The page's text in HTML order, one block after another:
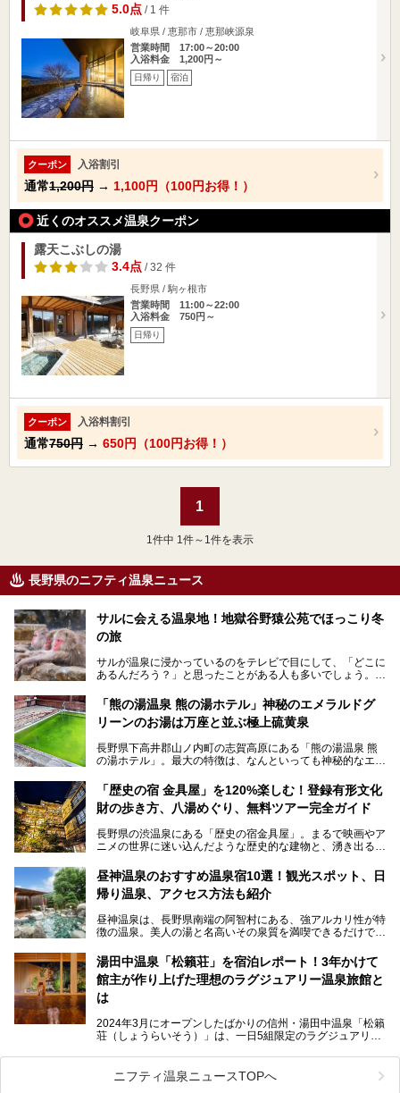
5.0点/ 1 件
岐阜県 / 恵那市 / 恵那峡源泉
営業時間 17:00～20:00
入浴料金 1,200円～
日帰り 宿泊
クーポン 入浴割引
通常1,200円 → 1,100円（100円お得！）
近くのオススメ温泉クーポン
露天こぶしの湯
3.4点/ 32 件
長野県 / 駒ヶ根市
営業時間 11:00～22:00
入浴料金 750円～
日帰り
クーポン 入浴料割引
通常750円 → 650円（100円お得！）
1
1 件中 1件～1件を表示
長野県のニフティ温泉ニュース
サルに会える温泉地！地獄谷野猿公苑でほっこり冬
の旅
サルが温泉に浸かっているのをテレビで目にして、「どこに
あるんだろう？」と思ったことがある人も多いでしょう。
この微笑ましい光景は、長野県にある「地獄谷野猿公苑」で
見られるもので、野生のサルが雪景色の中で温泉に浸かる姿
を間近で観察できます。
本記事では、地獄谷野猿公苑の魅力や見どころ、サルと温泉
との関係性、地獄谷周辺の観光スポットについて紹介しま
ので、野生のサルを観察する貴重な自然体験と温泉をあわせ
て楽しみたい人は、ぜひ参考にしてください。
「熊の湯温泉 熊の湯ホテル」神秘のエメラルドグ
リーンのお湯は万座と並ぶ極上硫黄泉
長野県下高井郡山ノ内町の志賀高原にある「熊の湯温泉 熊
の湯ホテル」。最大の特徴は、なんといっても神秘的なエメ
リピートするファンも多い温泉です。冬はスキーと一緒に楽
しみたい極上の温泉を紹介します。
「歴史の宿 金具屋」を120%楽しむ！登録有形文化
財の歩き方、八湯めぐり、無料ツアー完全ガイド
長野県の渋温泉にある「歴史の宿金具屋」。まるで映画やア
ニメの世界に迷い込んだような歴史的な建物と、湧き出る温
を隅々まで楽しみたいですよね。この記事では、金具屋での
滞在を最高の思い出にするための「楽しみ方」を徹底的にご
紹介します！
昼神温泉のおすすめ温泉宿10選！観光スポット、日
帰り温泉、アクセス方法も紹介
昼神温泉は、長野県南端の阿智村にある、強アルカリ性が特
徴の温泉。美人の湯と名高いその泉質を満喫できるだけでな
昼神温泉では、朝市などの観光スポットや、信州名物のおや
きを楽しめるグルメスポットなど、観光を楽しむにはぴった
りの場所が豊富にあります。
この記事では、昼神温泉での滞在を充実させる宿泊施設や日
帰り温泉、見どころ満載の観光・グルメスポットに加え、ア
クセス方法も順に紹介します。
湯田中温泉「松籟荘」を宿泊レポート！3年かけて
館主が作り上げた理想のラグジュアリー温泉旅館と
は
2024年3月にオープンしたばかりの信州・湯田中温泉「松籟
荘（しょうらいそう）」は、一日5組限定のラグジュアリー
ライベートに楽しめる非日常感が味わえます。また宿泊者は
道向かいの「よろづや」の大浴場「桃山風呂」や共同浴場の
「湯田中大湯」も利用ができます。
ニフティ温泉ニュースTOPへ